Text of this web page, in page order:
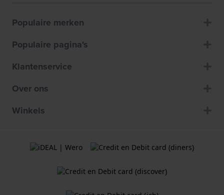
Populaire merken
Populaire pagina's
Klantenservice
Over ons
Winkels